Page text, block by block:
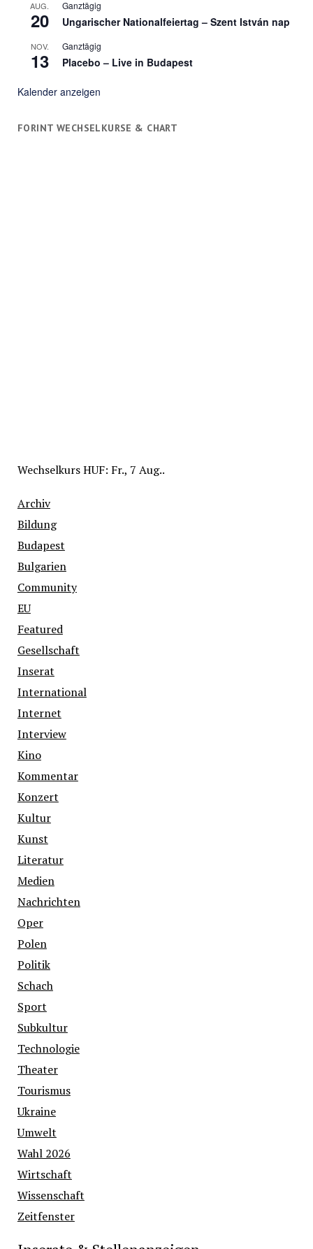
AUG.
20
Ganztägig
Ungarischer Nationalfeiertag – Szent István nap
NOV.
13
Ganztägig
Placebo – Live in Budapest
Kalender anzeigen
FORINT WECHSELKURSE & CHART
WechselkursHUF: Fr., 7 Aug..
Archiv
Bildung
Budapest
Bulgarien
Community
EU
Featured
Gesellschaft
Inserat
International
Internet
Interview
Kino
Kommentar
Konzert
Kultur
Kunst
Literatur
Medien
Nachrichten
Oper
Polen
Politik
Schach
Sport
Subkultur
Technologie
Theater
Tourismus
Ukraine
Umwelt
Wahl 2026
Wirtschaft
Wissenschaft
Zeitfenster